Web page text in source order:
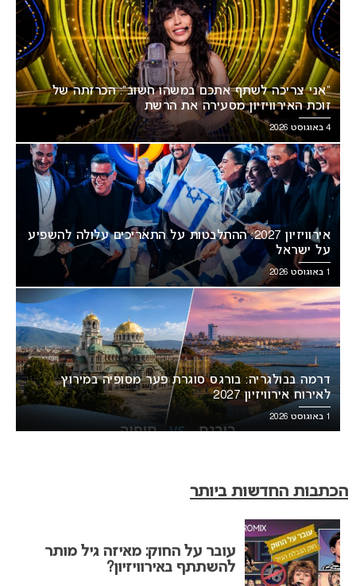
“אני צריכה לשתף אתכם במשהו חשוב”: הכרזתה של
זוכת האירוויזיון מסעירה את הרשת
4 באוגוסט 2026
אירוויזיון 2027: ההתלבטות על התאריכים עלולה להשפיע
על ישראל
1 באוגוסט 2026
דרמה בבולגריה: בורגס סוגרת פער מסופיה במירוץ
לאירוח אירוויזיון 2027
1 באוגוסט 2026
הכתבות החדשות ביותר
עובר על החוק: מאיזה גיל מותר
להשתתף באירוויזיון?